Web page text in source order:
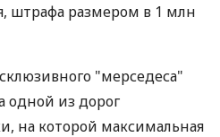
штрафа размером в 1 млн
"мерседеса"
одной из дорог
на которой максимальная